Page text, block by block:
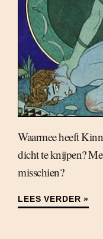
Waarmee heeft
dicht te knijpen?
misschien?
LEES VERDER »